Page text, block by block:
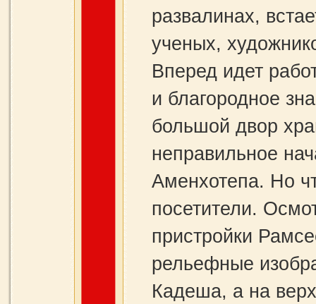
развалинах,
ученых,
Вперед идет
и благородное
большой двор
неправильное
Аменхотепа. Но
посетители.
пристройки
рельефные
Кадеша, а на